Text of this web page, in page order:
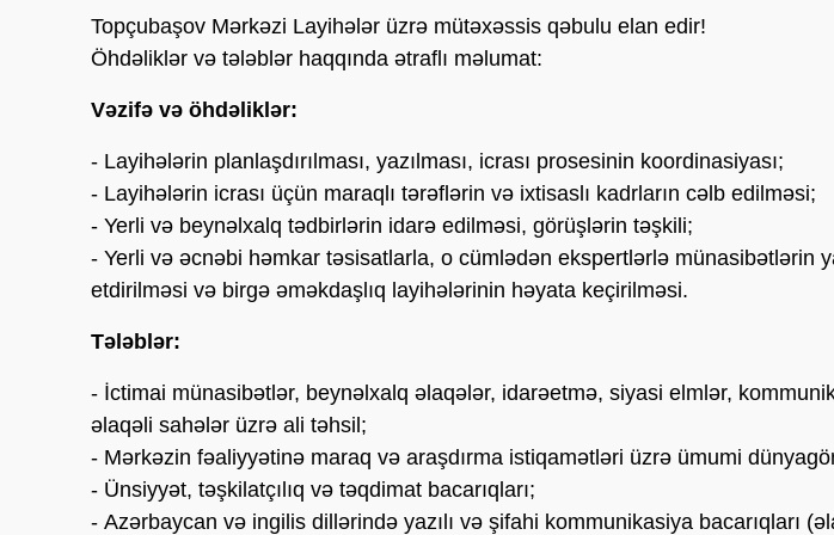
Topçubaşov Mərkəzi Layihələr üzrə mütəxəssis qəbulu elan edir!
Öhdəliklər və tələblər haqqında ətraflı məlumat:
Vəzifə və öhdəliklər:
- Layihələrin planlaşdırılması, yazılması, icrası prosesinin koordinasiyası;
- Layihələrin icrası üçün maraqlı tərəflərin və ixtisaslı kadrların cəlb edilməsi;
- Yerli və beynəlxalq tədbirlərin idarə edilməsi, görüşlərin təşkili;
- Yerli və əcnəbi həmkar təsisatlarla, o cümlədən ekspertlərlə münasibətlərin
etdirilməsi və birgə əməkdaşlıq layihələrinin həyata keçirilməsi.
Tələblər:
- İctimai münasibətlər, beynəlxalq əlaqələr, idarəetmə, siyasi elmlər,
əlaqəli sahələr üzrə ali təhsil;
- Mərkəzin fəaliyyətinə maraq və araşdırma istiqamətləri üzrə ümumi
- Ünsiyyət, təşkilatçılıq və təqdimat bacarıqları;
- Azərbaycan və ingilis dillərində yazılı və şifahi kommunikasiya bacarıqları